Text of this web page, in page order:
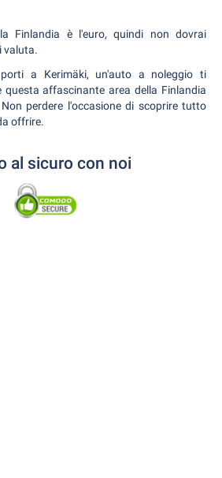
Finlandia è l'euro, quindi non dovrai
valuta.
a Kerimäki, un'auto a noleggio ti
questa affascinante area della Finlandia
perdere l'occasione di scoprire tutto
offrire.
al sicuro con noi